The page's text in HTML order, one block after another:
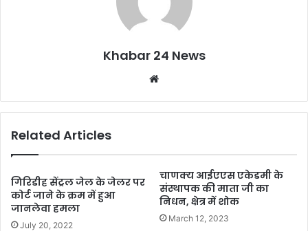
Khabar 24 News
Related Articles
गिरिडीह सेंट्रल जेल के जेलर पर
कोर्ट जाने के क्रम में हुआ
जानलेवा हमला
July 20, 2022
चाणक्य आईएएस एकेडमी के
संस्थापक की माता जी का
निधन, क्षेत्र में शोक
March 12, 2023